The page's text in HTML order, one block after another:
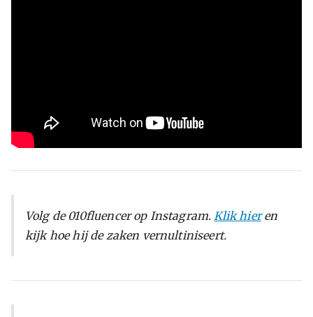
Volg de 010fluencer op Instagram. Klik hieren
kijk hoe hij de zaken vernultiniseert.